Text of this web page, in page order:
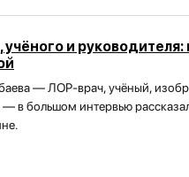
учёного и
— ЛОР-врач, учёный,
— в большом интервью